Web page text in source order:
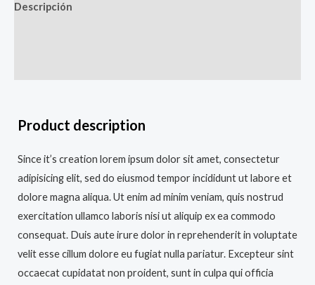
Descripción
Product description
Since it’s creation lorem ipsum dolor sit amet, consectetur
adipisicing elit, sed do eiusmod tempor incididunt ut labore et
dolore magna aliqua. Ut enim ad minim veniam, quis nostrud
exercitation ullamco laboris nisi ut aliquip ex ea commodo
consequat. Duis aute irure dolor in reprehenderit in voluptate
velit esse cillum dolore eu fugiat nulla pariatur. Excepteur sint
occaecat cupidatat non proident, sunt in culpa qui officia